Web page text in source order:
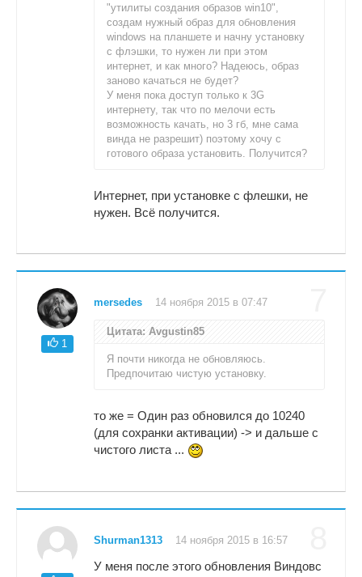
"утилиты создания образов win10",
создам нужный образ для обновления
windows на планшете и начну установку
с флэшки, то нужен ли при этом
интернет, и как много? Надеюсь, образ
заново качаться не будет?
У меня пока доступ только к 3G
интернету, так что по мелочи есть
возможность качать, но 3 гб, мне сама
винда не разрешит) поэтому хочу с
готового образа установить. Получится?
Интернет, при установке с флешки, не
нужен. Всё получится.
1
mersedes 14 ноября 2015 в 07:47
Цитата: Avgustin85
Я почти никогда не обновляюсь.
Предпочитаю чистую установку.
то же = Один раз обновился до 10240
(для сохранки активации) -> и дальше с
чистого листа ...
Shurman1313 14 ноября 2015 в 16:57
У меня после этого обновления Виндовс